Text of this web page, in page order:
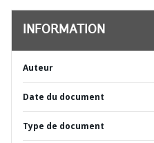
INFORMATION
Auteur
Date du document
Type de document